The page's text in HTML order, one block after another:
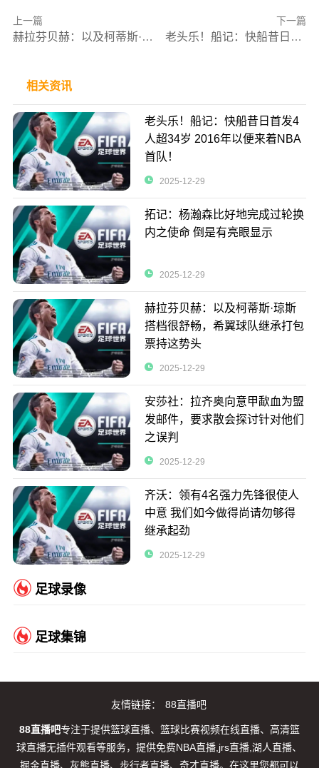
上一篇
赫拉芬贝赫：以及柯蒂斯·琼斯搭档很舒畅，希翼球队继承打包票持这势头
下一篇
老头乐！船记：快船昔日首发4人超34岁 2016年以便来着NBA首队！
相关资讯
老头乐！船记：快船昔日首发4
人超34岁 2016年以便来着NBA
首队！
2025-12-29
拓记：杨瀚森比好地完成过轮换
内之使命 倒是有亮眼显示
2025-12-29
赫拉芬贝赫：以及柯蒂斯·琼斯
搭档很舒畅，希翼球队继承打包
票持这势头
2025-12-29
安莎社：拉齐奥向意甲歃血为盟
发邮件，要求散会探讨针对他们
之误判
2025-12-29
齐沃：领有4名强力先锋很使人
中意 我们如今做得尚请勿够得
继承起劲
2025-12-29
足球录像
足球集锦
友情链接： 88直播吧
88直播吧专注于提供篮球直播、篮球比赛视频在线直播、高清篮
球直播无插件观看等服务，提供免费NBA直播,jrs直播,湖人直播、
掘金直播、灰熊直播、步行者直播、奇才直播。在这里您都可以